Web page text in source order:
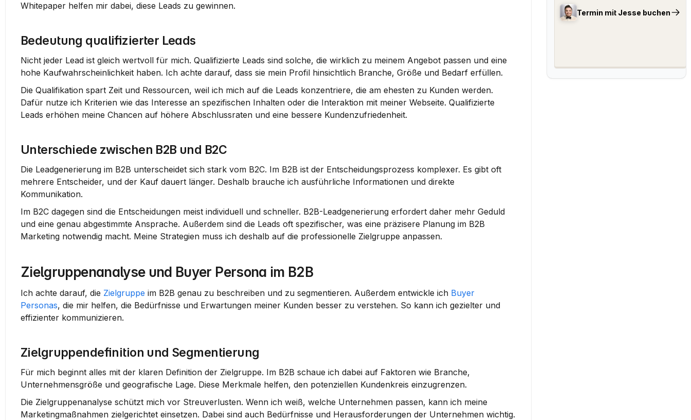
Termin mit Jesse buchen
Whitepaper helfen mir dabei, diese Leads zu gewinnen.
Bedeutung qualifizierter Leads
Nicht jeder Lead ist gleich wertvoll für mich. Qualifizierte Leads sind solche, die wirklich zu meinem Angebot passen und eine
hohe Kaufwahrscheinlichkeit haben. Ich achte darauf, dass sie mein Profil hinsichtlich Branche, Größe und Bedarf erfüllen.
Die Qualifikation spart Zeit und Ressourcen, weil ich mich auf die Leads konzentriere, die am ehesten zu Kunden werden.
Dafür nutze ich Kriterien wie das Interesse an spezifischen Inhalten oder die Interaktion mit meiner Webseite. Qualifizierte
Leads erhöhen meine Chancen auf höhere Abschlussraten und eine bessere Kundenzufriedenheit.
Unterschiede zwischen B2B und B2C
Die Leadgenerierung im B2B unterscheidet sich stark vom B2C. Im B2B ist der Entscheidungsprozess komplexer. Es gibt oft
mehrere Entscheider, und der Kauf dauert länger. Deshalb brauche ich ausführliche Informationen und direkte
Kommunikation.
Im B2C dagegen sind die Entscheidungen meist individuell und schneller. B2B-Leadgenerierung erfordert daher mehr Geduld
und eine genau abgestimmte Ansprache. Außerdem sind die Leads oft spezifischer, was eine präzisere Planung im B2B
Marketing notwendig macht. Meine Strategien muss ich deshalb auf die professionelle Zielgruppe anpassen.
Zielgruppenanalyse und Buyer Persona im B2B
Ich achte darauf, die Zielgruppe im B2B genau zu beschreiben und zu segmentieren. Außerdem entwickle ich Buyer
Personas, die mir helfen, die Bedürfnisse und Erwartungen meiner Kunden besser zu verstehen. So kann ich gezielter und
effizienter kommunizieren.
Zielgruppendefinition und Segmentierung
Für mich beginnt alles mit der klaren Definition der Zielgruppe. Im B2B schaue ich dabei auf Faktoren wie Branche
Unternehmensgröße und geografische Lage. Diese Merkmale helfen, den potenziellen Kundenkreis einzugrenzen.
Die Zielgruppenanalyse schützt mich vor Streuverlusten. Wenn ich weiß, welche Unternehmen passen, kann ich meine
Marketing­maßnahmen zielgerichtet einsetzen. Dabei sind auch Bedürfnisse und Herausforderungen der Unternehmen wichtig.